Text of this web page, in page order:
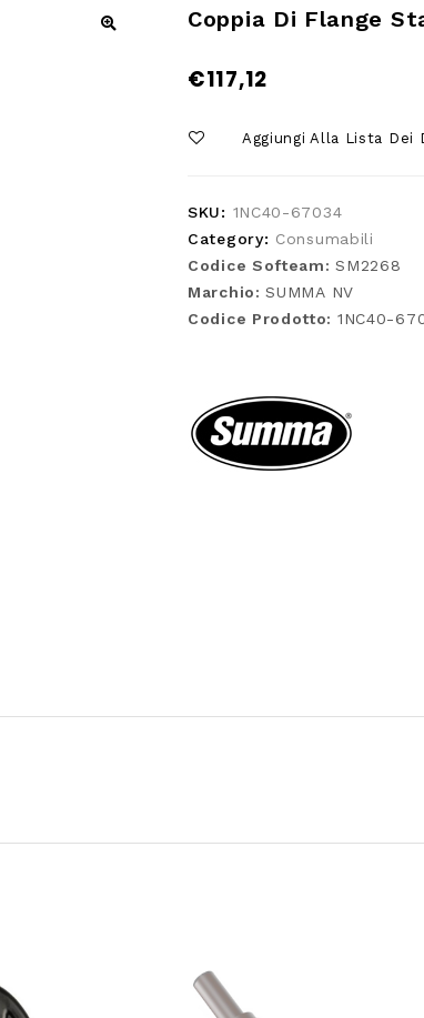
Coppia Di Flange
€117,12
Aggiungi Alla Lista Dei
SKU: 1NC40-67034
Category: Consumabili
Codice Softeam:SM2268
Marchio:SUMMA NV
Codice Prodotto: 1NC40-